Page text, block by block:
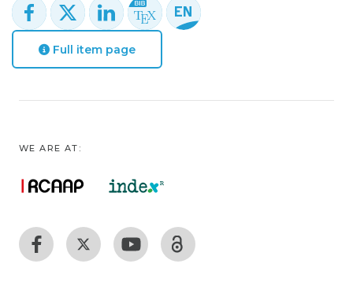
Full item page
WE ARE AT: